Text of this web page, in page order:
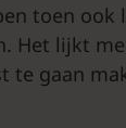
toen
Het lijkt
gaan